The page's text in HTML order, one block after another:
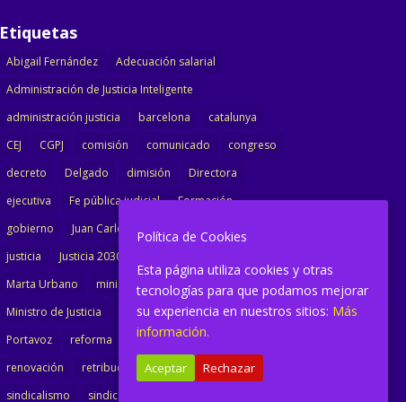
Etiquetas
Abigail Fernández
Adecuación salarial
Administración de Justicia Inteligente
administración justicia
barcelona
catalunya
CEJ
CGPJ comisión comunicado
congreso
decreto
Delgado dimisión
Directora
ejecutiva
Fe pública judicial
Formación
gobierno
Juan Carlos Campo
Jurisprudencia
justicia
Justicia 2030
Marta Urbano
ministerio
Ministra Justicia
Ministro de Justicia
modernización
noticias
Portavoz
reforma
reforma oficina
renovación
retribuciones reunión
salarial
sindicalismo
sindicato
Política de Cookies
Esta página utiliza cookies y otras
tecnologías para que podamos mejorar
su experiencia en nuestros sitios: Más
información.
Aceptar Rechazar